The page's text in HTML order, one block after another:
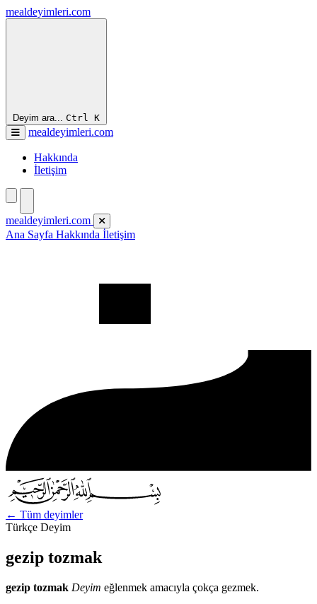
mealdeyimleri.com
Deyim ara... Ctrl K
mealdeyimleri.com
Hakkında
İletişim
mealdeyimleri.com
Ana Sayfa Hakkında İletişim
← Tüm deyimler
Türkçe Deyim
gezip tozmak
gezip tozmak Deyim eğlenmek amacıyla çokça gezmek.